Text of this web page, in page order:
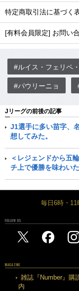
特定商取引法に基づく
[有料会員限定] お問い
#ルイス・フェリペ
#パウリーニョ
Jリーグの前後の記事
J1選手に多い苗字、
想してみた。
＜レジェンドから五
チ上で優勝を味わいた
毎日6時・11
FOLLOW US
MAGAZINE
雑誌『Number』購
内